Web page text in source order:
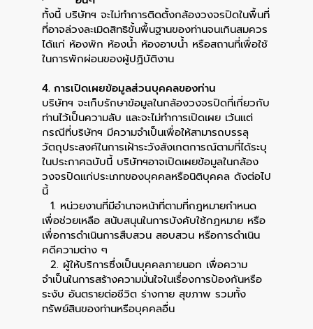
ทั้งนี้ บริษัทฯ จะไม่ทำการติดตั้งกล้องวงจรปิดในพื้นที่
ที่อาจล่วงละเมิดสิทธิขั้นพื้นฐานของท่านจนเกินสมควร
ได้แก่ ห้องพัก ห้องน้ำ ห้องอาบน้ำ หรือสถานที่เพื่อใช้
ในการพักผ่อนของผู้ปฏิบัติงาน
4. การเปิดเผยข้อมูลส่วนบุคคลของท่าน
บริษัทฯ จะเก็บรักษาข้อมูลในกล้องวงจรปิดที่เกี่ยวกับ
ท่านไว้เป็นความลับ และจะไม่ทำการเปิดเผย เว้นแต่
กรณีที่บริษัทฯ มีความจำเป็นเพื่อให้สามารถบรรลุ
วัตถุประสงค์ในการเฝ้าระวังสังเกตการณ์ตามที่ได้ระบุ
ในประกาศฉบับนี้ บริษัทฯอาจเปิดเผยข้อมูลในกล้อง
วงจรปิดแก่ประเภทของบุคคลหรือนิติบุคคล ดังต่อไป
นี้
1. หน่วยงานที่มีอำนาจหน้าที่ตามที่กฎหมายกำหนด
เพื่อช่วยเหลือ สนับสนุนในการบังคับใช้กฎหมาย หรือ
เพื่อการดำเนินการสืบสวน สอบสวน หรือการดำเนิน
คดีความต่าง ๆ
2. ผู้ให้บริการซึ่งเป็นบุคคลภายนอก เพื่อความ
จำเป็นในการสร้างความมั่นใจในเรื่องการป้องกันหรือ
ระงับ อันตรายต่อชีวิต ร่างกาย สุขภาพ รวมทั้ง
ทรัพย์สินของท่านหรือบุคคลอื่น